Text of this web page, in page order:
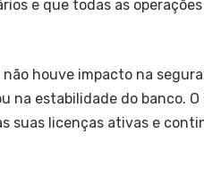
e que todas as
houve impacto na
na estabilidade do banco. O
suas licenças ativas e